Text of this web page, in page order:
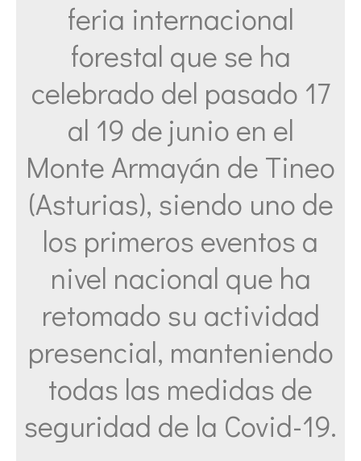
feria internacional
forestal que se ha
celebrado del pasado 17
al 19 de junio en el
Monte Armayán de Tineo
(Asturias), siendo uno de
los primeros eventos a
nivel nacional que ha
retomado su actividad
presencial, manteniendo
todas las medidas de
seguridad de la Covid-19.